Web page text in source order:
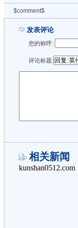
$comment$
发表评论
您的称呼:
评论标题:
相关新闻